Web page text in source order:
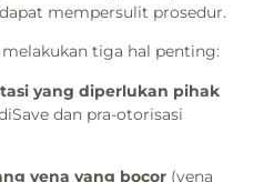
mempersulit prosedur.
tiga hal penting:
yang diperlukan pihak
dan pra-otorisasi
vena yang bocor (vena